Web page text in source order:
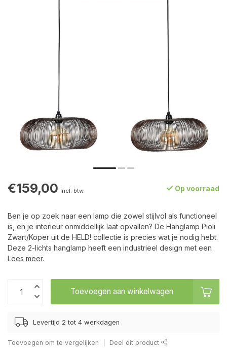
€159,00 Incl. btw Op voorraad
Ben je op zoek naar een lamp die zowel stijlvol als functioneel
is, en je interieur onmiddellijk laat opvallen? De Hanglamp Pioli
Zwart/Koper uit de HELD! collectie is precies wat je nodig hebt.
Deze 2-lichts hanglamp heeft een industrieel design met een
Lees meer.
Toevoegen aan winkelwagen
Levertijd 2 tot 4 werkdagen
Toevoegen om te vergelijken Deel dit product